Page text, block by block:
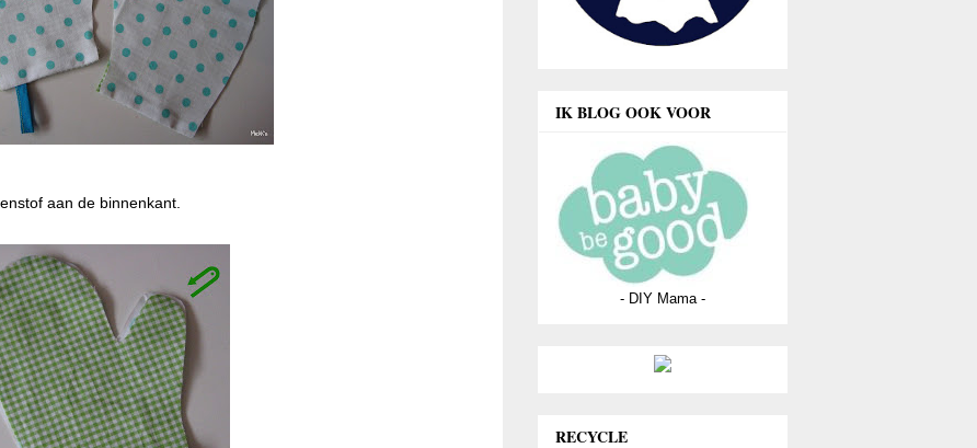
aan de binnenkant.
IK BLOG OOK VOOR
- DIY Mama -
RECYCLE